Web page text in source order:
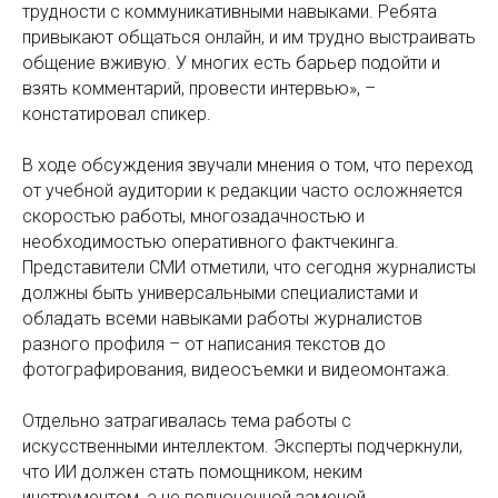
трудности с коммуникативными навыками. Ребята
привыкают общаться онлайн, и им трудно выстраивать
общение вживую. У многих есть барьер подойти и
взять комментарий, провести интервью», –
констатировал спикер.
В ходе обсуждения звучали мнения о том, что переход
от учебной аудитории к редакции часто осложняется
скоростью работы, многозадачностью и
необходимостью оперативного фактчекинга.
Представители СМИ отметили, что сегодня журналисты
должны быть универсальными специалистами и
обладать всеми навыками работы журналистов
разного профиля – от написания текстов до
фотографирования, видеосъемки и видеомонтажа.
Отдельно затрагивалась тема работы с
искусственными интеллектом. Эксперты подчеркнули,
что ИИ должен стать помощником, неким